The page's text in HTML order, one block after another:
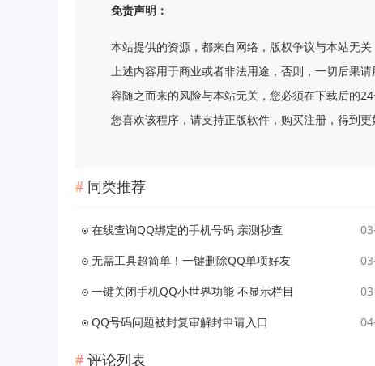
免责声明：
本站提供的资源，都来自网络，版权争议与本站无
上述内容用于商业或者非法用途，否则，一切后果
容随之而来的风险与本站无关，您必须在下载后的
您喜欢该程序，请支持正版软件，购买注册，得到
同类推荐
在线查询QQ绑定的手机号码 亲测秒查
无需工具超简单！一键删除QQ单项好友
一键关闭手机QQ小世界功能 不显示栏目
QQ号码问题被封复审解封申请入口
评论列表